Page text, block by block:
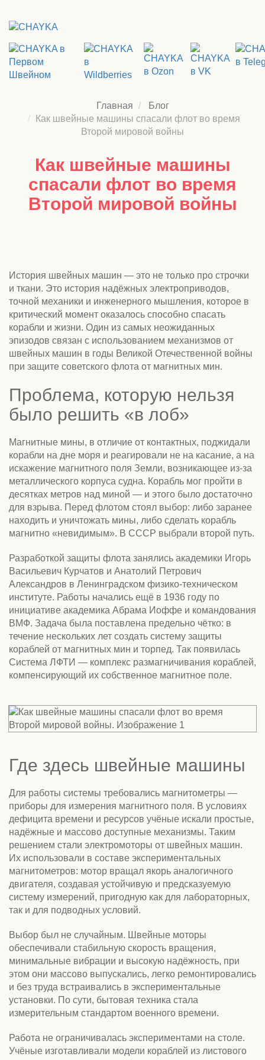
Главная
Блог
Как швейные машины спасали флот во время
Второй мировой войны
Как швейные машины
спасали флот во время
Второй мировой войны
История швейных машин — это не только про строчки
и ткани. Это история надёжных электроприводов,
точной механики и инженерного мышления, которое в
критический момент оказалось способно спасать
корабли и жизни. Один из самых неожиданных
эпизодов связан с использованием механизмов от
швейных машин в годы Великой Отечественной войны
при защите советского флота от магнитных мин.
Проблема, которую нельзя
было решить «в лоб»
Магнитные мины, в отличие от контактных, поджидали
корабли на дне моря и реагировали не на касание, а на
искажение магнитного поля Земли, возникающее из-за
металлического корпуса судна. Корабль мог пройти в
десятках метров над миной — и этого было достаточно
для взрыва. Перед флотом стоял выбор: либо заранее
находить и уничтожать мины, либо сделать корабль
магнитно «невидимым». В СССР выбрали второй путь.
Разработкой защиты флота занялись академики Игорь
Васильевич Курчатов и Анатолий Петрович
Александров в Ленинградском физико-техническом
институте. Работы начались ещё в 1936 году по
инициативе академика Абрама Иоффе и командования
ВМФ. Задача была поставлена предельно чётко: в
течение нескольких лет создать систему защиты
кораблей от магнитных мин и торпед. Так появилась
Система ЛФТИ — комплекс размагничивания кораблей,
компенсирующий их собственное магнитное поле.
Где здесь швейные машины
Для работы системы требовались магнитометры —
приборы для измерения магнитного поля. В условиях
дефицита времени и ресурсов учёные искали простые,
надёжные и массово доступные механизмы. Таким
решением стали электромоторы от швейных машин.
Их использовали в составе экспериментальных
магнитометров: мотор вращал якорь аналогичного
двигателя, создавая устойчивую и предсказуемую
систему измерений, пригодную как для лабораторных,
так и для подводных условий.
Выбор был не случайным. Швейные моторы
обеспечивали стабильную скорость вращения,
минимальные вибрации и высокую надёжность, при
этом они массово выпускались, легко ремонтировались
и без труда встраивались в экспериментальные
установки. По сути, бытовая техника стала
измерительным стандартом военного времени.
Работа не ограничивалась экспериментами на столе.
Учёные изготавливали модели кораблей из листового